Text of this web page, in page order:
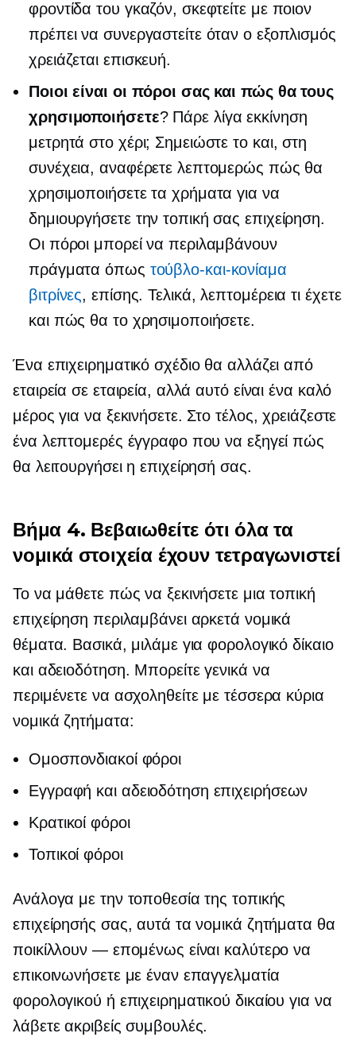
φροντίδα του γκαζόν, σκεφτείτε με ποιον
πρέπει να συνεργαστείτε όταν ο εξοπλισμός
χρειάζεται επισκευή.
Ποιοι είναι οι πόροι σας και πώς θα τους
χρησιμοποιήσετε? Πάρε λίγαεκκίνηση
μετρητά στο χέρι; Σημειώστε το και, στη
συνέχεια, αναφέρετε λεπτομερώς πώς θα
χρησιμοποιήσετε τα χρήματα για να
δημιουργήσετε την τοπική σας επιχείρηση.
Οι πόροι μπορεί να περιλαμβάνουν
πράγματα όπως τούβλο-και-κονίαμα
βιτρίνες, επίσης. Τελικά, λεπτομέρεια τι έχετε
και πώς θα το χρησιμοποιήσετε.
Ένα επιχειρηματικό σχέδιο θα αλλάζει από
εταιρεία σε εταιρεία, αλλά αυτό είναι ένα καλό
μέρος για να ξεκινήσετε. Στο τέλος, χρειάζεστε
ένα λεπτομερές έγγραφο που να εξηγεί πώς
θα λειτουργήσει η επιχείρησή σας.
Βήμα 4. Βεβαιωθείτε ότι όλα τα
νομικά στοιχεία έχουν τετραγωνιστεί
Το να μάθετε πώς να ξεκινήσετε μια τοπική
επιχείρηση περιλαμβάνει αρκετά νομικά
θέματα. Βασικά, μιλάμε για φορολογικό δίκαιο
και αδειοδότηση. Μπορείτε γενικά να
περιμένετε να ασχοληθείτε με τέσσερα κύρια
νομικά ζητήματα:
Ομοσπονδιακοί φόροι
Εγγραφή και αδειοδότηση επιχειρήσεων
Κρατικοί φόροι
Τοπικοί φόροι
Ανάλογα με την τοποθεσία της τοπικής
επιχείρησής σας, αυτά τα νομικά ζητήματα θα
ποικίλλουν — επομένως είναι καλύτερο να
επικοινωνήσετε με έναν επαγγελματία
φορολογικού ή επιχειρηματικού δικαίου για να
λάβετε ακριβείς συμβουλές.